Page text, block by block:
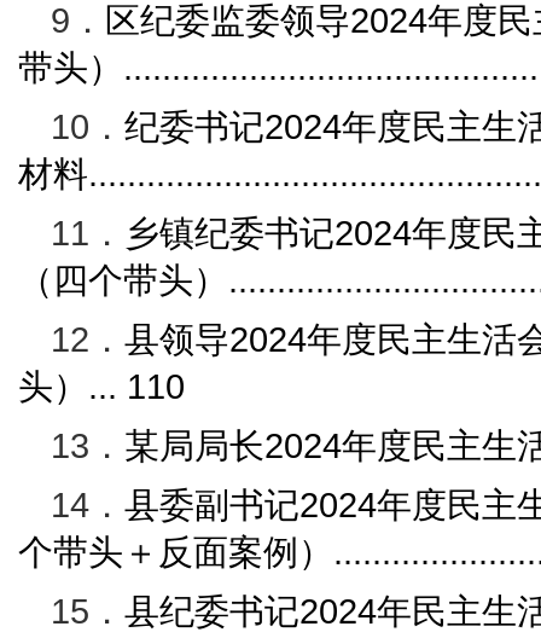
9． 区纪委监委领导2024年度
带头）
10． 纪委书记2024年度民主生
材料
11． 乡镇纪委书记2024年度民
（四个带头）
12． 县领导2024年度民主生活
头） ... 110
13． 某局局长2024年度民主生
14． 县委副书记2024年度民主
个带头＋反面案例）
15． 县纪委书记2024年民主生